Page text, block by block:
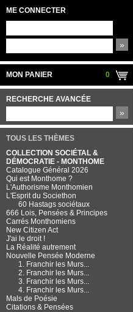
ME CONNECTER
»
MON PANIER 0
RECHERCHE AVANCÉE
»
TOUS LES THÈMES
COLLECTION SOCIÉTAL &
DÉMOCRATIE - MONTHOME
Catalogue Général 2026
Qui est Monthome ?
L'Authorisme Monthomien
L'Esprit du Societhon
60 Hastags sociétaux
666 Lois, Pensées & Principes
Carrés Monthomiens
New Citizen Act
J'ai le droit !
La Réalité autrement
Nouvelle Pensée Moderne
1. Franchir les Murs...
2. Franchir les Murs...
3. Franchir les Murs...
4. Franchir les Murs...
Mals de Poésie
Citations & Pensées